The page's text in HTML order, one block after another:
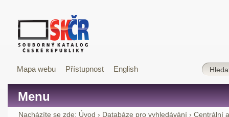
Mapa webu Přístupnost English
Menu
Nacházíte se zde: Úvod › Databáze pro vyhledávání › Centrální